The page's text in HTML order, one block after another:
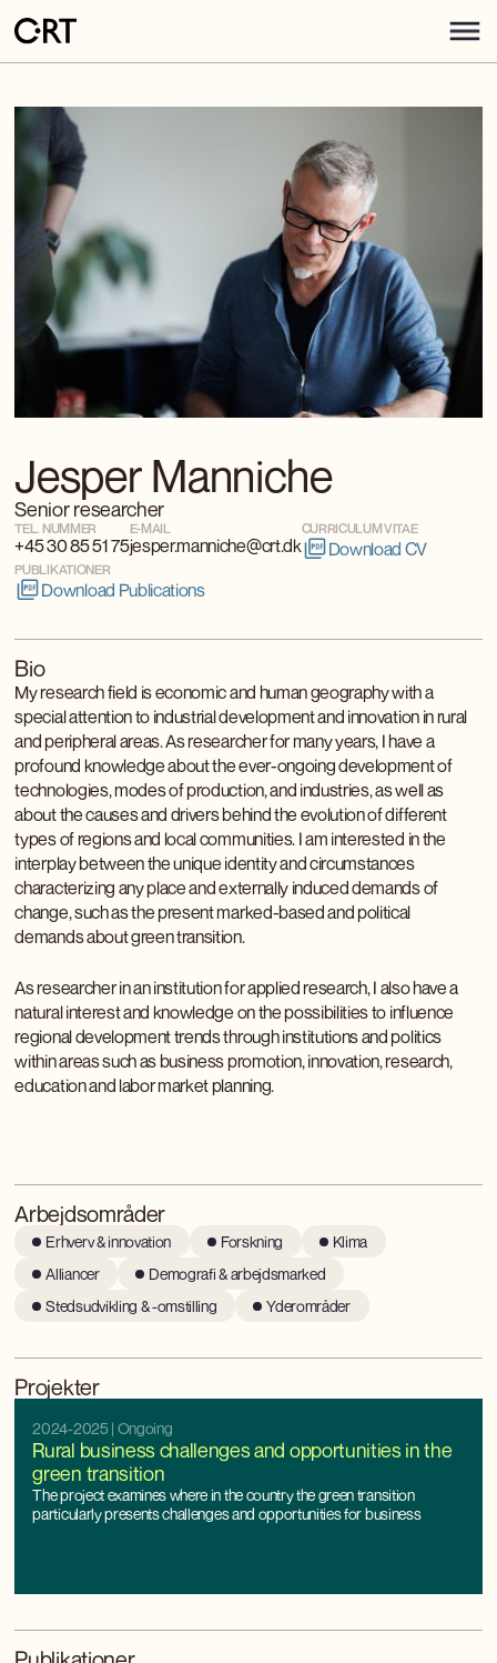
Jesper Manniche
Senior researcher
TEL. NUMMER
+45 30 85 51 75
E-MAIL
jesper.manniche@crt.dk
CURRICULUM VITAE
Download CV
PUBLIKATIONER
Download Publications
Bio
My research field is economic and human geography with a
special attention to industrial development and innovation in rural
and peripheral areas. As researcher for many years, I have a
profound knowledge about the ever-ongoing development of
technologies, modes of production, and industries, as well as
about the causes and drivers behind the evolution of different
types of regions and local communities. I am interested in the
interplay between the unique identity and circumstances
characterizing any place and externally induced demands of
change, such as the present marked-based and political
demands about green transition.
As researcher in an institution for applied research, I also have a
natural interest and knowledge on the possibilities to influence
regional development trends through institutions and politics
within areas such as business promotion, innovation, research,
education and labor market planning.
Arbejdsområder
Erhverv & innovation Forskning
Klima
Alliancer
Demografi & arbejdsmarked
Stedsudvikling & -omstilling
Yderområder
Projekter
2024-2025| Ongoing
Rural business challenges and opportunities in the
green transition
The project examines where in the country the green transition
particularly presents challenges and opportunities for business